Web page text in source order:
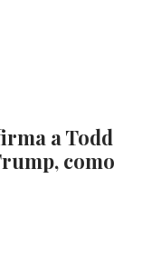
a Todd
como